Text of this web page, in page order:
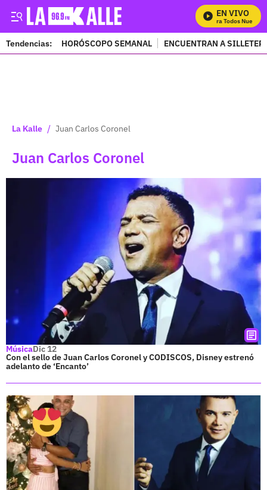
EN VIVO
Mira Todos Nuestros
Tendencias: HORÓSCOPO SEMANAL ENCUENTRAN A
La Kalle / Juan Carlos Coronel
Juan Carlos Coronel
MúsicaDic 12
Con el sello de Juan Carlos Coronel y CODISCOS, Disney estrenó
adelanto de ‘Encanto’